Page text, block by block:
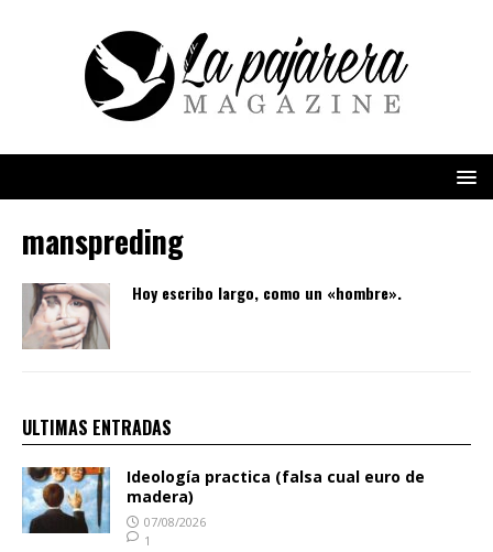
manspreding
Hoy escribo largo, como un «hombre».
ULTIMAS ENTRADAS
Ideología practica (falsa cual euro de
madera)
07/08/2026
1